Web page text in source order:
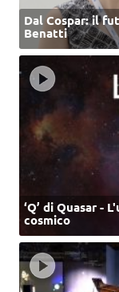
Dal Cospar: il
Benatti
‘Q’ di Quasar -
cosmico